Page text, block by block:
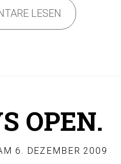
LESEN
OPEN.
6. DEZEMBER 2009